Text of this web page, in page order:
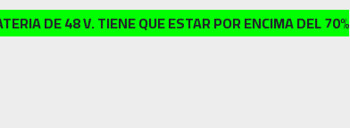
DE 48 V. TIENE QUE ESTAR POR ENCIMA DEL 70%